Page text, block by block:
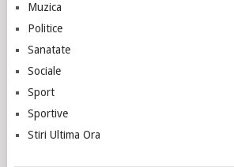
Muzica
Politice
Sanatate
Sociale
Sport
Sportive
Stiri Ultima Ora